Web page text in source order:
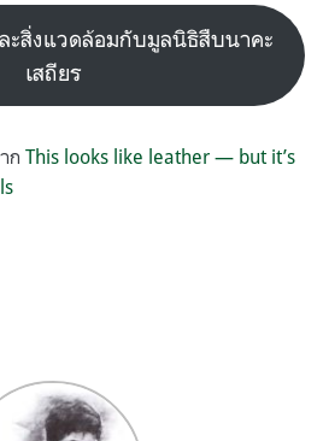
ะสิ่งแวดล้อมกับมูลนิธิสืบนาคะ
เสถียร
ก This looks like leather — but it’s